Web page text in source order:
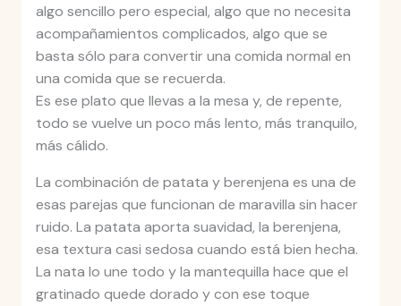
algo sencillo pero especial, algo que no necesita
acompañamientos complicados, algo que se
basta sólo para convertir una comida normal en
una comida que se recuerda.
Es ese plato que llevas a la mesa y, de repente,
todo se vuelve un poco más lento, más tranquilo,
más cálido.
La combinación de patata y berenjena es una de
esas parejas que funcionan de maravilla sin hacer
ruido. La patata aporta suavidad, la berenjena,
esa textura casi sedosa cuando está bien hecha.
La nata lo une todo y la mantequilla hace que el
gratinado quede dorado y con ese toque